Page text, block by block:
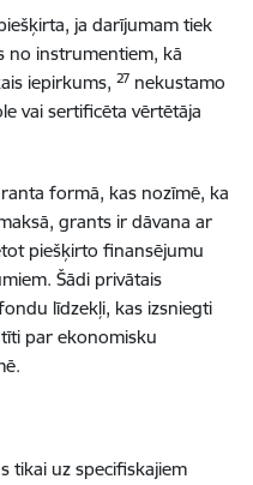
ja darījumam tiek
no instrumentiem, kā
iepirkums, 27 nekustamo
vai sertificēta vērtētāja
formā, kas nozīmē, ka
grants ir dāvana ar
piešķirto finansējumu
Šādi privātais
līdzekļi, kas izsniegti
par ekonomisku
tikai uz specifiskajiem